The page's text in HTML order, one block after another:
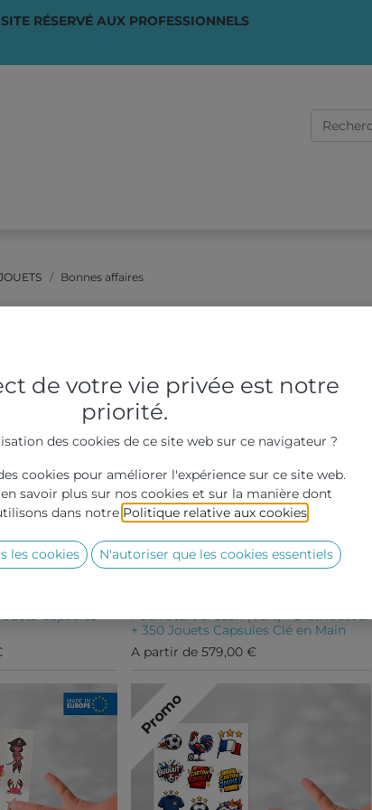
SITE RÉSERVÉ AUX PROFESSIONNELS
Bonnes affaires
Capsules
Offre
Pack Start & Cash (Vert) - Distributeur
+ 350 Jouets Capsules Clé en Main
A partir de 579,00 €
Promo
de votre vie privée est notre
priorité.
des cookies de ce site web sur ce navigateur ?
cookies pour améliorer l'expérience sur ce site web.
savoir plus sur nos cookies et sur la manière dont
dans notre Politique relative aux cookies
les cookies N'autoriser que les cookies essentiels